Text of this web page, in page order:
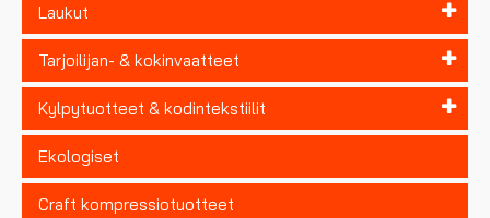
Laukut
Tarjoilijan- & kokinvaatteet
Kylpytuotteet & kodintekstiilit
Ekologiset
Craft kompressiotuotteet